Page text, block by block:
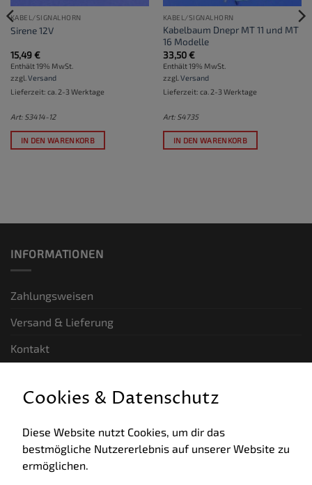
KABEL/SIGNALHORN
Sirene 12V
15,49€
Enthält 19% MwSt.
zzgl. Versand
Lieferzeit: ca. 2-3 Werktage
Art: S3414-12
IN DEN WARENKORB
KABEL/SIGNALHORN
Kabelbaum Dnepr MT 11 und MT
16 Modelle
33,50€
Enthält 19% MwSt.
zzgl. Versand
Lieferzeit: ca. 2-3 Werktage
Art: S4735
IN DEN WARENKORB
INFORMATIONEN
Zahlungsweisen
Versand & Lieferung
Kontakt
Allgemeine Geschäftsbedingungen
Datenschutz
Cookies & Datenschutz
Diese Website nutzt Cookies, um dir das
bestmögliche Nutzererlebnis auf unserer Website zu
ermöglichen.